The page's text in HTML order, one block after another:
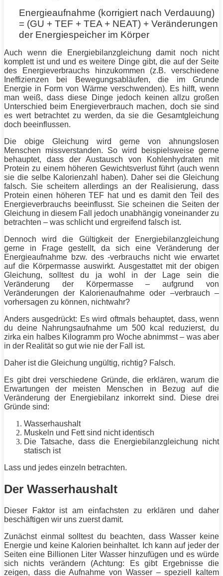
Energieaufnahme (korrigiert nach Verdauung)
= (GU + TEF + TEA + NEAT) + Veränderungen
der Energiespeicher im Körper
Auch wenn die Energiebilanzgleichung damit noch nicht
komplett ist und und es weitere Dinge gibt, die auf der Seite
des Energieverbrauchs hinzukommen (z.B. verschiedene
Ineffizienzen bei Bewegungsabläufen, die im Grunde
Energie in Form von Wärme verschwenden). Es hilft, wenn
man weiß, dass diese Dinge jedoch keinen allzu großen
Unterschied beim Energieverbrauch machen, doch sie sind
es wert betrachtet zu werden, da sie die Gesamtgleichung
doch beeinflussen.
Die obige Gleichung wird gerne von ahnungslosen
Menschen missverstanden. So wird beispielsweise gerne
behauptet, dass der Austausch von Kohlenhydraten mit
Protein zu einem höheren Gewichtsverlust führt (auch wenn
sie die selbe Kalorienzahl haben). Daher sei die Gleichung
falsch. Sie scheitern allerdings an der Realisierung, dass
Protein einen höheren TEF hat und es damit den Teil des
Energieverbrauchs beeinflusst. Sie scheinen die Seiten der
Gleichung in diesem Fall jedoch unabhängig voneinander zu
betrachten – was schlicht und ergreifend falsch ist.
Dennoch wird die Gültigkeit der Energiebilanzgleichung
gerne in Frage gestellt, da sich eine Veränderung der
Energieaufnahme bzw. des -verbrauchs nicht wie erwartet
auf die Körpermasse auswirkt. Ausgestattet mit der obigen
Gleichung, solltest du ja wohl in der Lage sein die
Veränderung der Körpermasse – aufgrund von
Veränderungen der Kalorienaufnahme oder –verbrauch –
vorhersagen zu können, nichtwahr?
Anders ausgedrückt: Es wird oftmals behauptet, dass, wenn
du deine Nahrungsaufnahme um 500 kcal reduzierst, du
zirka ein halbes Kilogramm pro Woche abnimmst – was aber
in der Realität so gut wie nie der Fall ist.
Daher ist die Gleichung ungültig, richtig? Falsch.
Es gibt drei verschiedene Gründe, die erklären, warum die
Erwartungen der meisten Menschen in Bezug auf die
Veränderung der Energiebilanz inkorrekt sind. Diese drei
Gründe sind:
Wasserhaushalt
Muskeln und Fettsind nicht identisch
Die Tatsache, dass die Energiebilanzgleichung nicht
statisch ist
Lass und jedes einzeln betrachten.
Der Wasserhaushalt
Dieser Faktor ist am einfachsten zu erklären und daher
beschäftigen wir uns zuerst damit.
Zunächst einmal solltest du beachten, dass Wasser keine
Energie und keine Kalorien beinhaltet. Ich kann auf jeder der
Seiten eine Billionen Liter Wasser hinzufügen und es würde
sich nichts verändern (Achtung: Es gibt Ergebnisse die
zeigen, dass die Aufnahme von Wasser – speziell kaltem